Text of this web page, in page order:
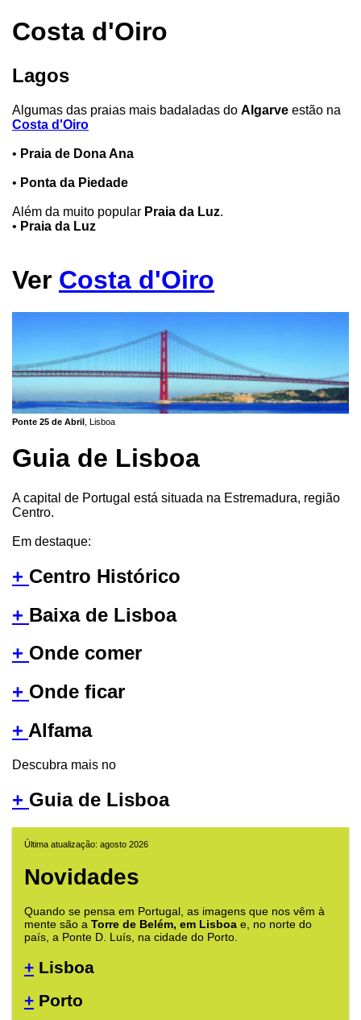
Costa d'Oiro
Lagos
Algumas das praias mais badaladas do Algarve estão na
Costa d'Oiro
• Praia de Dona Ana
• Ponta da Piedade
Além da muito popular Praia da Luz.
• Praia da Luz
Ver Costa d'Oiro
Ponte 25 de Abril , Lisboa
Guia de Lisboa
A capital de Portugal está situada na Estremadura, região
Centro.
Em destaque:
+ Centro Histórico
+ Baixa de Lisboa
+ Onde comer
+ Onde ficar
+ Alfama
Descubra mais no
+ Guia de Lisboa
Última atualização: agosto 2026
Novidades
Quando se pensa em Portugal, as imagens que nos vêm à
mente são a Torre de Belém, em Lisboa e, no norte do
país, a Ponte D. Luís, na cidade do Porto.
+ Lisboa
+ Porto